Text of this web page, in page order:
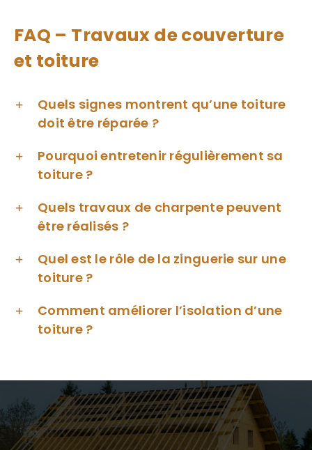
FAQ – Travaux de couverture
et toiture
Quels signes montrent qu’une toiture
doit être réparée ?
Pourquoi entretenir régulièrement sa
toiture ?
Quels travaux de charpente peuvent
être réalisés ?
Quel est le rôle de la zinguerie sur une
toiture ?
Comment améliorer l’isolation d’une
toiture ?